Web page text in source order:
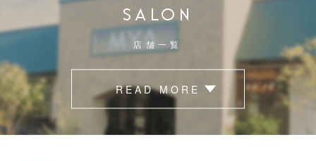
SALON
店舗一覧
READ MORE